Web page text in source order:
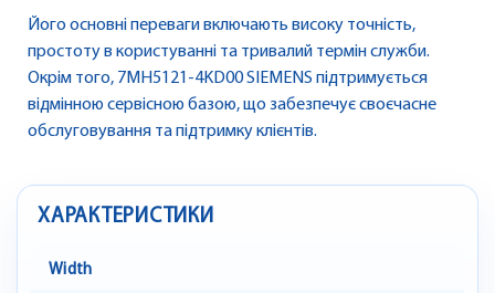
Його основні переваги включають високу точність,
простоту в користуванні та тривалий термін служби.
Окрім того, 7MH5121-4KD00 SIEMENS підтримується
відмінною сервісною базою, що забезпечує своєчасне
обслуговування та підтримку клієнтів.
ХАРАКТЕРИСТИКИ
Width